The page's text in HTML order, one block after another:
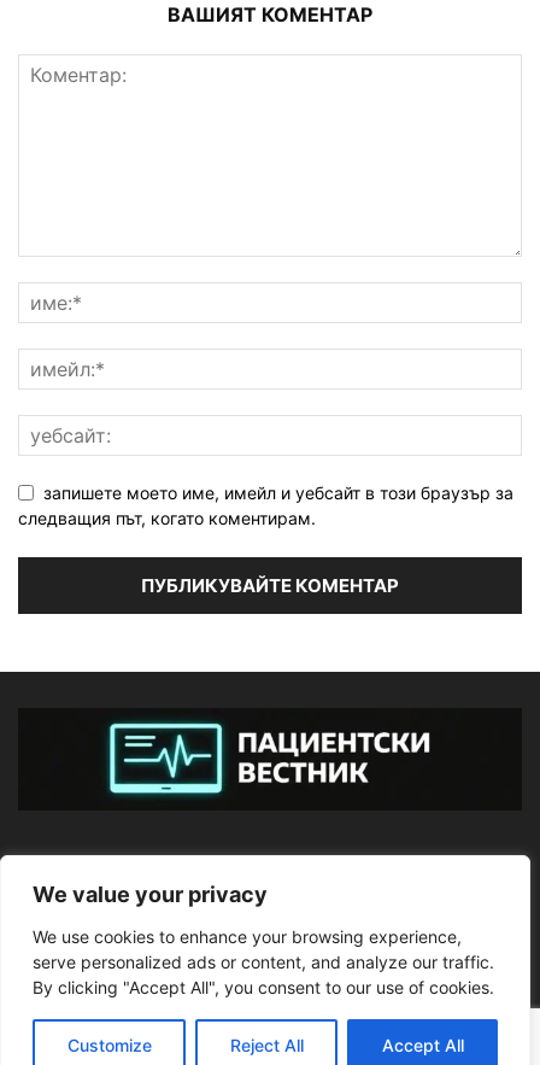
We value your privacy
We use cookies to enhance your browsing experience,
serve personalized ads or content, and analyze our traffic.
By clicking "Accept All", you consent to our use of cookies.
Customize Reject All Accept All
ВАШИЯТ КОМЕНТАР
запишете моето име, имейл и уебсайт в този браузър за
следващия път, когато коментирам.
ПОСЛЕДВАЙТЕ НИ